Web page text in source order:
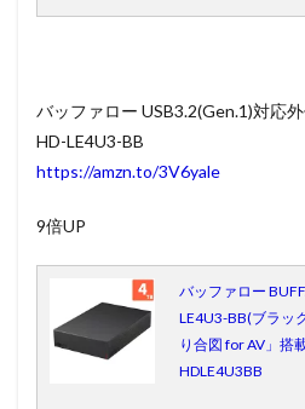
バッファロー USB3.2(Gen.1)対応
HD-LE4U3-BB
https://amzn.to/3V6yale
9倍UP
バッファロー
LE4U3-BB(ブラッ
り合図 for AV」搭
HDLE4U3BB